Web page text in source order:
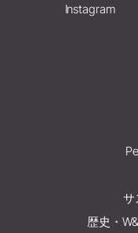
Instagram
サ
歴史・